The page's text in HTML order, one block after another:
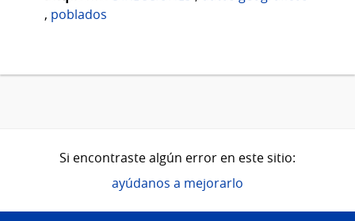
, poblados
Si encontraste algún error en este sitio:
ayúdanos a mejorarlo